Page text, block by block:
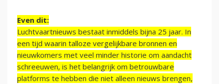
Even dit:
Luchtvaartnieuws bestaat inmiddels bijna 25 jaar. In
een tijd waarin talloze vergelijkbare bronnen en
nieuwkomers met veel minder historie om aandacht
schreeuwen, is het belangrijk om betrouwbare
platforms te hebben die niet alleen nieuws brengen,